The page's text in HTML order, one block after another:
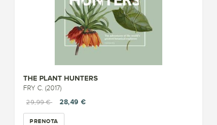
THE PLANT HUNTERS
FRY C. (2017)
29,99 €
28,49 €
PRENOTA